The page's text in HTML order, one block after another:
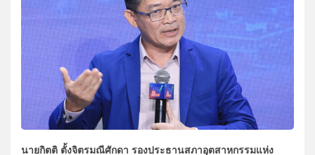
นายกิตติ ตั้งจิตรมณีศักดา รองประธานสภาอุตสาหกรรมแห่ง